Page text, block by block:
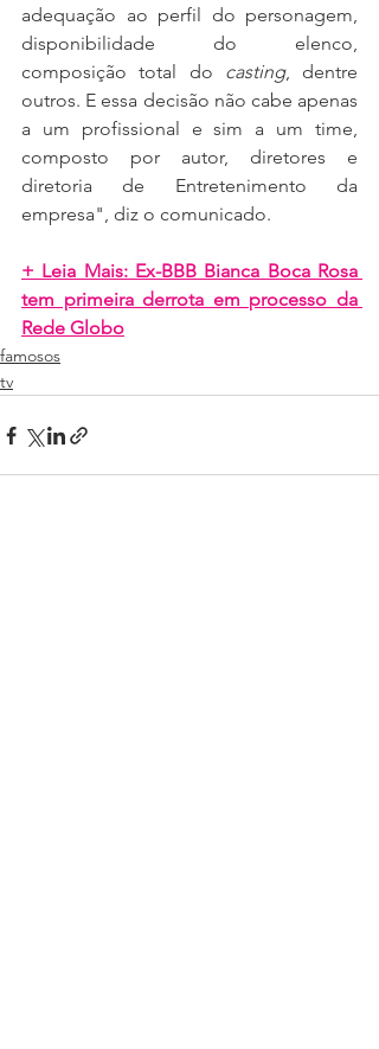
adequação ao perfil do personagem,
disponibilidade do elenco,
composição total do casting, dentre
outros. E essa decisão não cabe apenas
a um profissional e sim a um time,
composto por autor, diretores e
diretoria de Entretenimento da
empresa", diz o comunicado.
+ Leia Mais: Ex-BBB Bianca Boca Rosa
tem primeira derrota em processo da
Rede Globo
famosos
tv